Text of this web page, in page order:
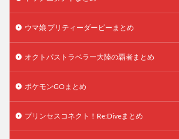
ウマ娘 プリティーダービーまとめ
オクトパストラベラー大陸の覇者まとめ
ポケモンGOまとめ
プリンセスコネクト！Re:Diveまとめ